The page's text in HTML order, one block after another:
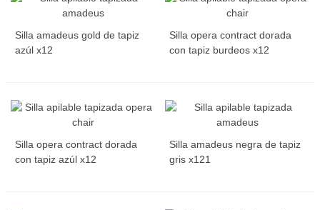
Silla amadeus gold de tapiz
azúl x12
Silla opera contract dorada
con tapiz burdeos x12
Silla opera contract dorada
con tapiz azúl x12
Silla amadeus negra de tapiz
gris x121